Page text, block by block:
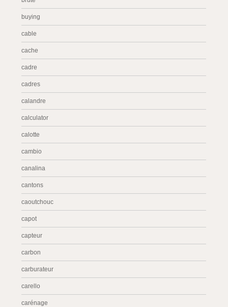
buying
cable
cache
cadre
cadres
calandre
calculator
calotte
cambio
canalina
cantons
caoutchouc
capot
capteur
carbon
carburateur
carello
carénage